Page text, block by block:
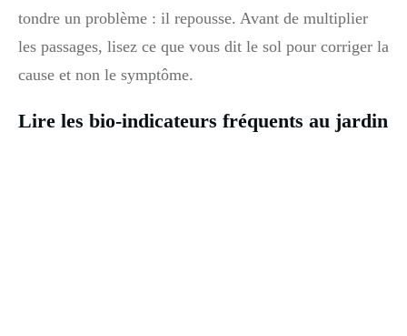
tondre un problème : il repousse. Avant de multiplier
les passages, lisez ce que vous dit le sol pour corriger la
cause et non le symptôme.
Lire les bio-indicateurs fréquents au jardin